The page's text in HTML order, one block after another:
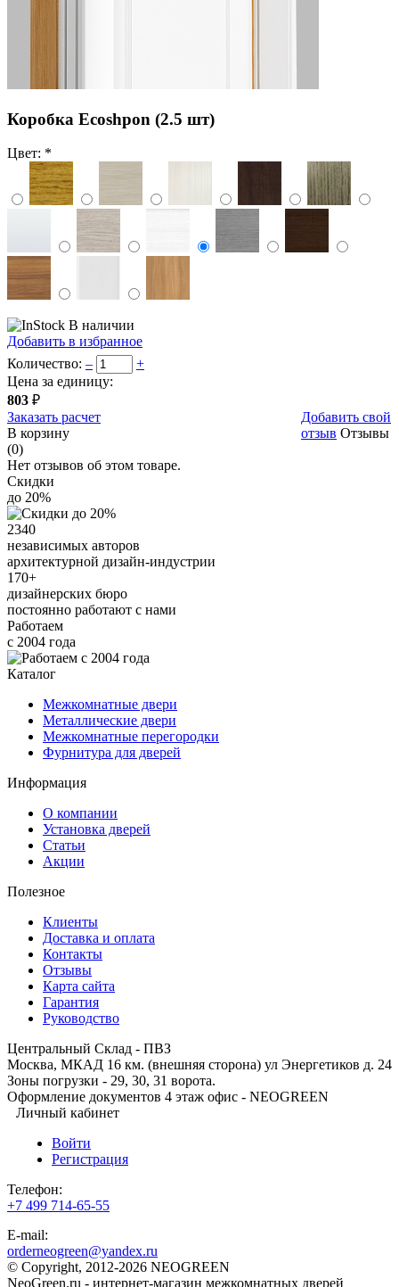
Коробка Ecoshpon (2.5 шт)
Цвет: *
В наличии
Добавить в избранное
Количество: –
+
Цена за единицу:
803 ₽
Заказать расчет
В корзину
Добавить свой
отзыв Отзывы
(0)
Нет отзывов об этом товаре.
Скидки
до 20%
2340
независимых авторов
архитектурной дизайн-индустрии
170+
дизайнерских бюро
постоянно работают с нами
Работаем
с 2004 года
Каталог
Межкомнатные двери
Металлические двери
Межкомнатные перегородки
Фурнитура для дверей
Информация
О компании
Установка дверей
Статьи
Акции
Полезное
Клиенты
Доставка и оплата
Контакты
Отзывы
Карта сайта
Гарантия
Руководство
Центральный Склад - ПВЗ
Москва, МКАД 16 км. (внешняя сторона) ул Энергетиков д. 24
Зоны погрузки - 29, 30, 31 ворота.
Оформление документов 4 этаж офис - NEOGREEN
Личный кабинет
Войти
Регистрация
Телефон:
+7 499 714-65-55
E-mail:
orderneogreen@yandex.ru
© Copyright, 2012-2026 NEOGREEN
NeoGreen.ru - интернет-магазин межкомнатных дверей